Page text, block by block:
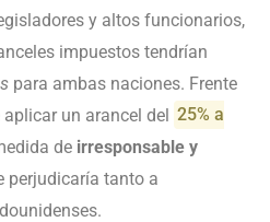
y altos funcionarios,
impuestos tendrían
para ambas naciones. Frente
un arancel del 25% a
de irresponsable y
perjudicaría tanto a